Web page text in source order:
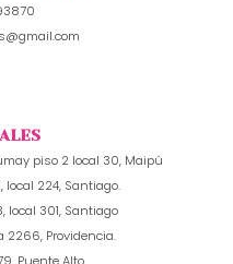
piso 2 local 30, Maipú
224, Santiago.
local 301, Santiago
2266, Providencia.